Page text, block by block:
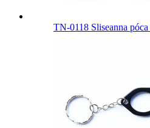
TN-0118 Sliseanna